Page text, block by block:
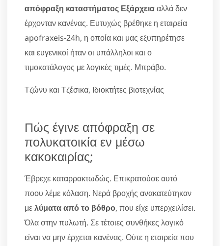
απόφραξη καταστήματος Εξάρχειααλλά δεν
έρχονταν κανένας. Ευτυχώς βρέθηκε η εταιρεία
apofraxeis-24h, η οποία και μας εξυπηρέτησε
και ευγενικοί ήταν οι υπάλληλοι και ο
τιμοκατάλογος με λογικές τιμές. Μπράβο.
Τζώνυ και Τζέσικα, Ιδιοκτήτες βιοτεχνίας
Πώς έγινε απόφραξη σε
πολυκατοικία εν μέσω
κακοκαιρίας;
Έβρεχε καταρρακτωδώς. Επικρατούσε αυτό
ποου λέμε κόλαση. Νερά βροχής ανακατεύτηκαν
μελύματα από το βόθρο, που είχε υπερχειλίσει.
Όλα στην πυλωτή. Σε τέτοιες συνθήκες λογικό
είναι να μην έρχεται κανένας. Ούτε η εταιρεία που